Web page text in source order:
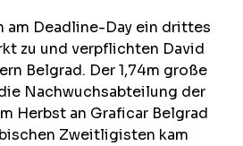
am Deadline-Day ein drittes
zu und verpflichten David
Belgrad. Der 1,74m große
Nachwuchsabteilung der
Herbst an Graficar Belgrad
Zweitligisten kam